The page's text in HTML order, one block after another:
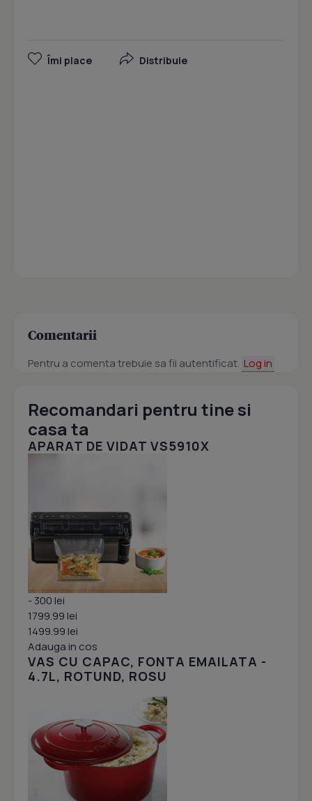
Îmi place Distribuie
Comentarii
Pentru a comenta trebuie sa fii autentificat. Log in
Recomandari pentru tine si
casa ta
APARAT DE VIDAT VS5910X
- 300 lei
1799.99 lei
1499.99 lei
Adauga in cos
VAS CU CAPAC, FONTA EMAILATA -
4.7L, ROTUND, ROSU